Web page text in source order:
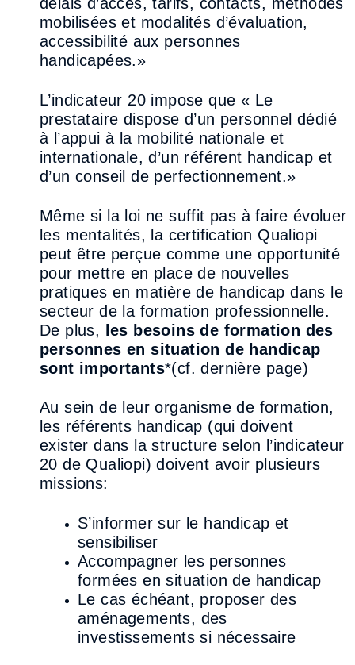
délais d’accès,tarifs, contacts, méthodes
mobilisées et modalités d’évaluation,
accessibilité aux personnes
handicapées.»
L’indicateur 20 impose que « Le
prestataire dispose d’un personnel dédié
à l’appui à la mobilité nationale et
internationale, d’un référent handicap et
d’un conseil de perfectionnement.»
Même si la loi ne suffit pas à faire évoluer
les mentalités, la certification Qualiopi
peut être perçue comme une opportunité
pour mettre en place de nouvelles
pratiques en matière de handicapdans le
secteur de la formation professionnelle.
De plus, les besoins de formation des
personnesen situation de handicap
sont importants*(cf. dernière page)
Au sein de leur organisme de formation,
les référents handicap (qui doivent
exister dans lastructure selon l’indicateur
20 de Qualiopi) doivent avoir plusieurs
missions:
S’informer sur le handicap et
sensibiliser
Accompagner les personnes
formées en situation de handicap
Le cas échéant, proposer des
aménagements, des
investissements si nécessaire